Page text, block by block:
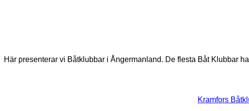
Här presenterar vi Båtklubbar i Ångermanland. De flesta Båt Klubbar
Kramfors